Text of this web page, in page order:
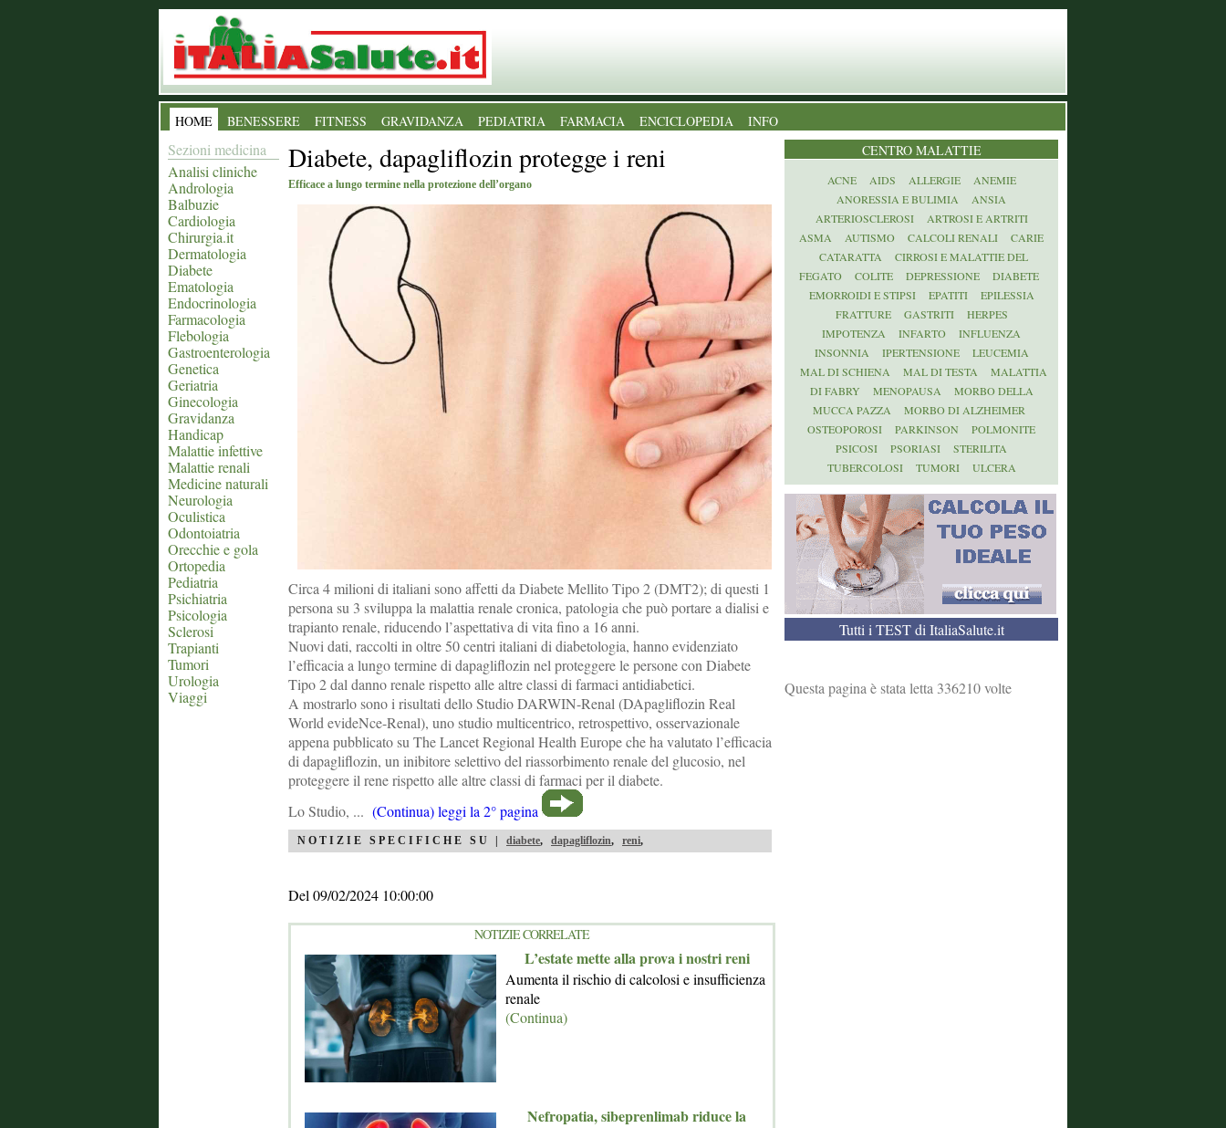
HOME BENESSERE FITNESS GRAVIDANZA PEDIATRIA FARMACIA ENCICLOPEDIA INFO
Sezioni medicina
Analisi cliniche
Andrologia
Balbuzie
Cardiologia
Chirurgia.it
Dermatologia
Diabete
Ematologia
Endocrinologia
Farmacologia
Flebologia
Gastroenterologia
Genetica
Geriatria
Ginecologia
Gravidanza
Handicap
Malattie infettive
Malattie renali
Medicine naturali
Neurologia
Oculistica
Odontoiatria
Orecchie e gola
Ortopedia
Pediatria
Psichiatria
Psicologia
Sclerosi
Trapianti
Tumori
Urologia
Viaggi
Diabete, dapagliflozin protegge i reni
Efficace a lungo termine nella protezione dell’organo
Circa 4 milioni di italiani sono affetti da Diabete Mellito Tipo 2 (DMT2); di questi 1
persona su 3 sviluppa la malattia renale cronica, patologia che può portare a dialisi e
trapianto renale, riducendo l’aspettativa di vita fino a 16 anni.
Nuovi dati, raccolti in oltre 50 centri italiani di diabetologia, hanno evidenziato
l’efficacia a lungo termine di dapagliflozin nel proteggere le persone con Diabete
Tipo 2 dal danno renale rispetto alle altre classi di farmaci antidiabetici.
A mostrarlo sono i risultati dello Studio DARWIN-Renal (DApagliflozin Real
World evideNce-Renal), uno studio multicentrico, retrospettivo, osservazionale
appena pubblicato su The Lancet Regional Health Europe che ha valutato l’efficacia
di dapagliflozin, un inibitore selettivo del riassorbimento renale del glucosio, nel
proteggere il rene rispetto alle altre classi di farmaci per il diabete.
Lo Studio, ... (Continua) leggi la 2° pagina
NOTIZIE SPECIFICHE SU | diabete, dapagliflozin, reni,
Del 09/02/2024 10:00:00
NOTIZIE CORRELATE
L’estate mette alla prova i nostri reni
Aumenta il rischio di calcolosi e insufficienza
renale
(Continua)
Nefropatia, sibeprenlimab riduce la
CENTRO MALATTIE
ACNE AIDS ALLERGIE
ANEMIE
ANORESSIA E BULIMIA
ANSIA
ARTERIOSCLEROSI
ARTROSI E ARTRITI
ASMA
AUTISMO CALCOLI RENALI
CARIE
CATARATTA
CIRROSI E MALATTIE DEL
FEGATO
COLITE DEPRESSIONE
DIABETE
EMORROIDI E STIPSI
EPATITI
EPILESSIA
FRATTURE
GASTRITI
HERPES
IMPOTENZA
INFARTO
INFLUENZA
INSONNIA
IPERTENSIONE
LEUCEMIA
MAL DI SCHIENA
MAL DI TESTA
MALATTIA
DI FABRY
MENOPAUSA
MORBO DELLA
MUCCA PAZZA
MORBO DI ALZHEIMER
OSTEOPOROSI
PARKINSON
POLMONITE
PSICOSI
PSORIASI
STERILITA
TUBERCOLOSI
TUMORI ULCERA
Tutti i TEST di ItaliaSalute.it
Questa pagina è stata letta 336210 volte